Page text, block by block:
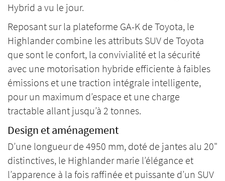
Hybrid a vu le jour.
Reposant sur la plateforme GA-K de Toyota, le
Highlander combine les attributs SUV de Toyota
que sont le confort, la convivialité et la sécurité
avec une motorisation hybride efficiente à faibles
émissions et une traction intégrale intelligente,
pour un maximum d’espace et une charge
tractable allant jusqu’à 2 tonnes.
Design et aménagement
D’une longueur de 4950 mm, doté de jantes alu 20"
distinctives, le Highlander marie l’élégance et
l’apparence à la fois raffinée et puissante d’un SUV